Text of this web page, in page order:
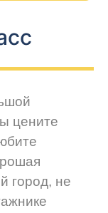
цените
город, не